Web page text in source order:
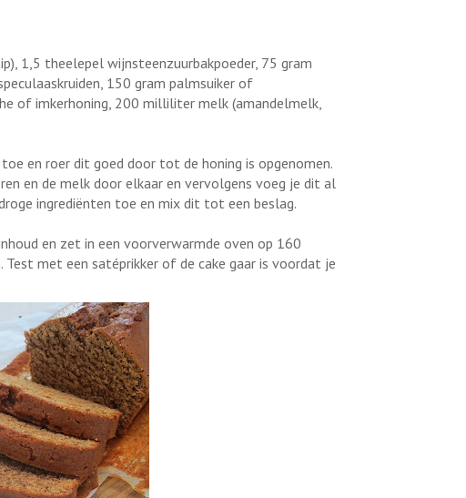
1,5 theelepel wijnsteenzuurbakpoeder, 75 gram
150 gram palmsuiker of
of imkerhoning, 200 milliliter melk (amandelmelk,
en roer dit goed door tot de honing is opgenomen.
en de melk door elkaar en vervolgens voeg je dit al
ingrediënten toe en mix dit tot een beslag.
en zet in een voorverwarmde oven op 160
Test met een satéprikker of de cake gaar is voordat je